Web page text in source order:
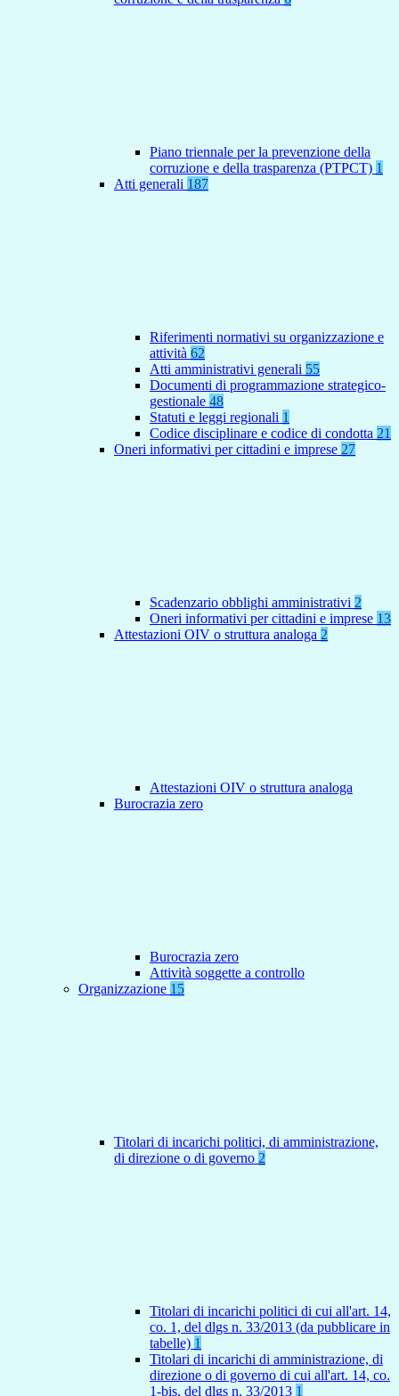
Piano triennale per la prevenzione della
corruzione e della trasparenza (PTPCT) 1
Atti generali 187
Riferimenti normativi su organizzazione e
attività 62
Atti amministrativi generali 55
Documenti di programmazione strategico-
gestionale 48
Statuti e leggi regionali 1
Codice disciplinare e codice di condotta 21
Oneri informativi per cittadini e imprese 27
Scadenzario obblighi amministrativi 2
Oneri informativi per cittadini e imprese 13
Attestazioni OIV o struttura analoga 2
Attestazioni OIV o struttura analoga
Burocrazia zero
Burocrazia zero
Attività soggette a controllo
Organizzazione 15
Titolari di incarichi politici, di amministrazione,
di direzione o di governo 2
Titolari di incarichi politici di cui all'art. 14,
co. 1, del dlgs n. 33/2013 (da pubblicare in
tabelle) 1
Titolari di incarichi di amministrazione, di
direzione o di governo di cui all'art. 14, co.
1-bis, del dlgs n. 33/2013 1